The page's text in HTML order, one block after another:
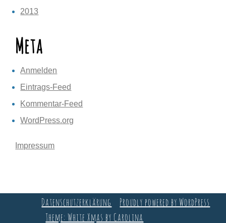
2013
Meta
Anmelden
Eintrags-Feed
Kommentar-Feed
WordPress.org
Impressum
Datenschutzerklärung
Proudly powered by WordPress
Theme: White Xmas by Carolina